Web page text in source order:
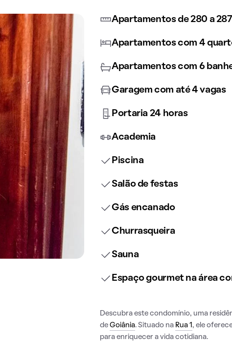
Apartamentos de 280 a
Apartamentos com 4
Apartamentos com 6
Garagem com até 4 vagas
Portaria 24 horas
Academia
Piscina
Salão de festas
Gás encanado
Churrasqueira
Sauna
Espaço gourmet na área
Descubra este condomínio, uma
de Goiânia. Situado na Rua 1 , ele
para enriquecer a vida cotidiana.